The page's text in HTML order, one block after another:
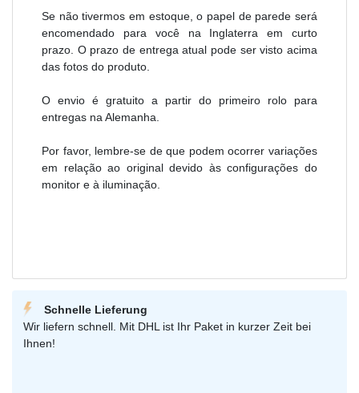
Se não tivermos em estoque, o papel de parede será
encomendado para você na Inglaterra em curto
prazo. O prazo de entrega atual pode ser visto acima
das fotos do produto.
O envio é gratuito a partir do primeiro rolo para
entregas na Alemanha.
Por favor, lembre-se de que podem ocorrer variações
em relação ao original devido às configurações do
monitor e à iluminação.
Schnelle Lieferung
Wir liefern schnell. Mit DHL ist Ihr Paket in kurzer Zeit bei
Ihnen!